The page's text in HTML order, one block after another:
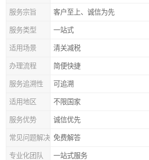
服务宗旨 客户至上、诚信为先
服务类型 一站式
适用场景 清关减税
办理流程 简便快捷
服务追溯性 可追溯
适用地区 不限国家
服务优势 诚信优先
常见问题解决 免费解答
专业化团队 一站式服务